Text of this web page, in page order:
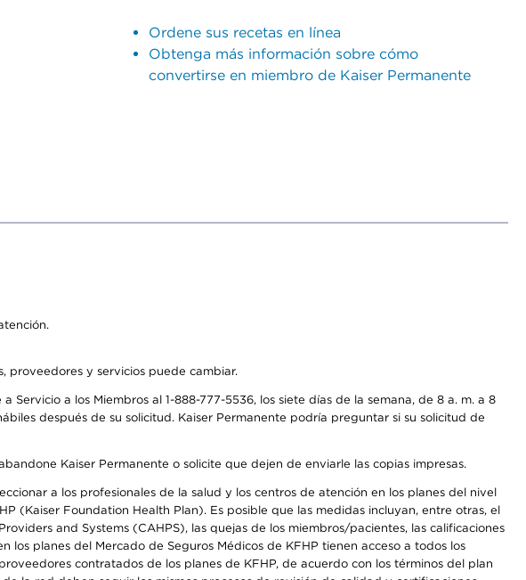
Ordene sus recetas en línea
Obtenga más información sobre cómo
convertirse en miembro de Kaiser Permanente
proveedores y servicios puede cambiar.
a los Miembros al 1-888-777-5536, los siete días de la semana, de 8 a. m. a 8
después de su solicitud. Kaiser Permanente podría preguntar si su solicitud de
Kaiser Permanente o solicite que dejen de enviarle las copias impresas.
a los profesionales de la salud y los centros de atención en los planes del nivel
(Kaiser Foundation Health Plan). Es posible que las medidas incluyan, entre otras, el
and Systems (CAHPS), las quejas de los miembros/pacientes, las calificaciones
planes del Mercado de Seguros Médicos de KFHP tienen acceso a todos los
contratados de los planes de KFHP, de acuerdo con los términos del plan